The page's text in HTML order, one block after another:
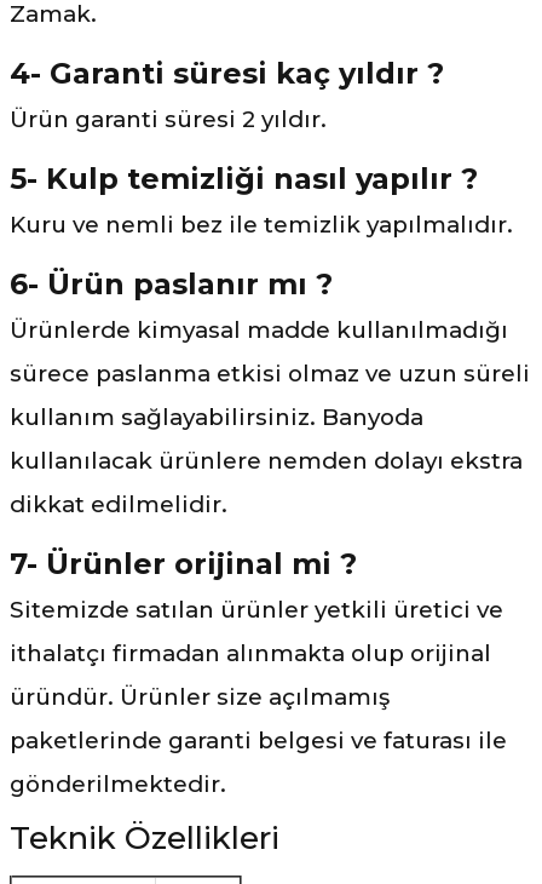
Zamak.
4- Garanti süresi kaç yıldır ?
Ürün garanti süresi 2 yıldır.
5- Kulp temizliği nasıl yapılır ?
Kuru ve nemli bez ile temizlik yapılmalıdır.
6- Ürün paslanır mı ?
Ürünlerde kimyasal madde kullanılmadığı
sürece paslanma etkisi olmaz ve uzun süreli
kullanım sağlayabilirsiniz. Banyoda
kullanılacak ürünlere nemden dolayı ekstra
dikkat edilmelidir.
7- Ürünler orijinal mi ?
Sitemizde satılan ürünler yetkili üretici ve
ithalatçı firmadan alınmakta olup orijinal
üründür. Ürünler size açılmamış
paketlerinde garanti belgesi ve faturası ile
gönderilmektedir.
Teknik Özellikleri